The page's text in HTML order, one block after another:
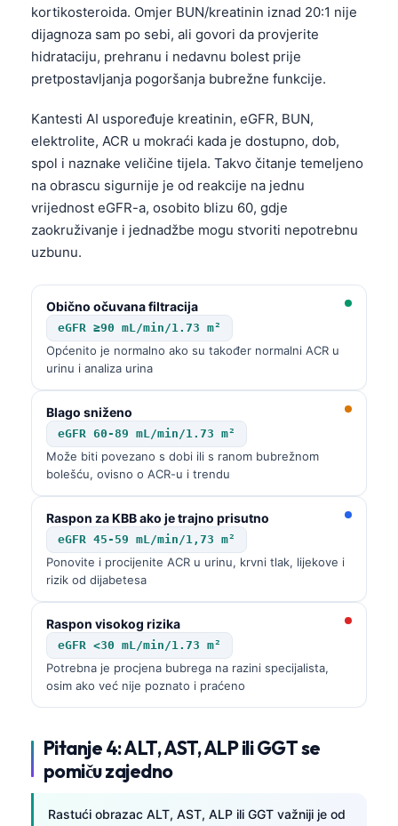
kortikosteroida. Omjer BUN/kreatinin iznad 20:1 nije
dijagnoza sam po sebi, ali govori da provjerite
hidrataciju, prehranu i nedavnu bolest prije
pretpostavljanja pogoršanja bubrežne funkcije.
Kantesti AI uspoređuje kreatinin, eGFR, BUN,
elektrolite, ACR u mokraći kada je dostupno, dob,
spol i naznake veličine tijela. Takvo čitanje temeljeno
na obrascu sigurnije je od reakcije na jednu
vrijednost eGFR-a, osobito blizu 60, gdje
zaokruživanje i jednadžbe mogu stvoriti nepotrebnu
uzbunu.
Obično očuvana filtracija
eGFR ≥90 mL/min/1.73 m²
Općenito je normalno ako su također normalni ACR u
urinu i analiza urina
Blago sniženo
eGFR 60-89 mL/min/1.73 m²
Može biti povezano s dobi ili s ranom bubrežnom
bolešću, ovisno o ACR-u i trendu
Raspon za KBB ako je trajno prisutno
eGFR 45-59 mL/min/1,73 m²
Ponovite i procijenite ACR u urinu, krvni tlak, lijekove i
rizik od dijabetesa
Raspon visokog rizika
eGFR <30 mL/min/1.73 m²
Potrebna je procjena bubrega na razini specijalista,
osim ako već nije poznato i praćeno
Pitanje 4: ALT, AST, ALP ili GGT se
pomiču zajedno
Rastući obrazac ALT, AST, ALP ili GGT važniji je od
Frysk
Ślōnskŏ gŏdka
Norsk bokmål